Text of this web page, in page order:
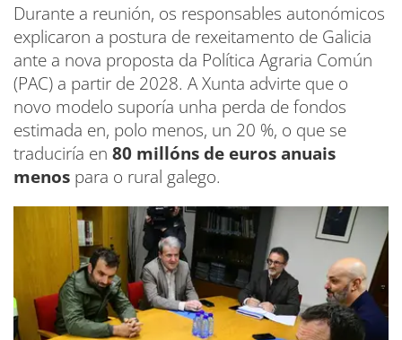
Durante a reunión, os responsables autonómicos
explicaron a postura de rexeitamento de Galicia
ante a nova proposta da Política Agraria Común
(PAC) a partir de 2028. A Xunta advirte que o
novo modelo suporía unha perda de fondos
estimada en, polo menos, un 20 %, o que se
traduciría en 80 millóns de euros anuais
menos para o rural galego.